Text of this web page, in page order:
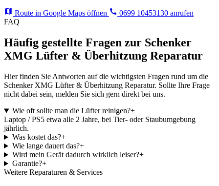
Route in Google Maps öffnen
0699 10453130 anrufen
FAQ
Häufig gestellte Fragen zur Schenker
XMG Lüfter & Überhitzung Reparatur
Hier finden Sie Antworten auf die wichtigsten Fragen rund um die
Schenker XMG Lüfter & Überhitzung Reparatur. Sollte Ihre Frage
nicht dabei sein, melden Sie sich gern direkt bei uns.
Wie oft sollte man die Lüfter reinigen?+
Laptop / PS5 etwa alle 2 Jahre, bei Tier- oder Staubumgebung
jährlich.
Was kostet das?+
Wie lange dauert das?+
Wird mein Gerät dadurch wirklich leiser?+
Garantie?+
Weitere Reparaturen & Services